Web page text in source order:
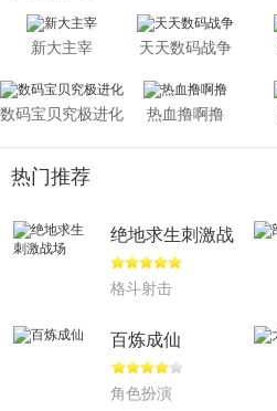
新大主宰 天天数码战争
数码宝贝究极进化 热血撸啊撸
热门推荐
绝地求生刺激战
场
格斗射击
百炼成仙
角色扮演